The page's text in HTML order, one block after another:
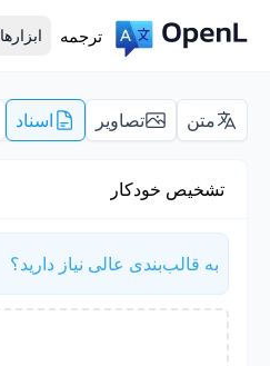
ترجمه ابزارها
متن تصاویر اسناد
تشخیص خودکار
به قالب‌بندی عالی نیاز دارید؟